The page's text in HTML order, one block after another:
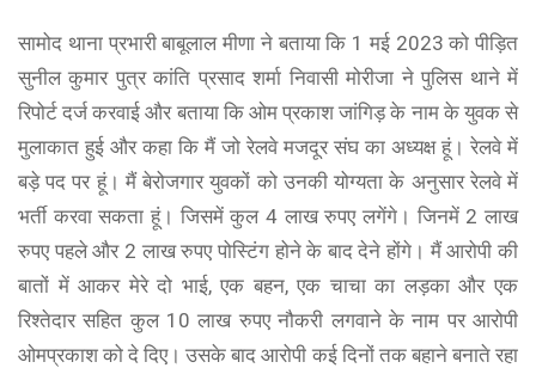
सामोद थाना प्रभारी बाबूलाल मीणा ने बताया कि 1 मई 2023 को पीड़ित
सुनील कुमार पुत्र कांति प्रसाद शर्मा निवासी मोरीजा ने पुलिस थाने में
रिपोर्ट दर्ज करवाई और बताया कि ओम प्रकाश जांगिड़ के नाम के युवक से
मुलाकात हुई और कहा कि मैं जो रेलवे मजदूर संघ का अध्यक्ष हूं। रेलवे में
बड़े पद पर हूं। मैं बेरोजगार युवकों को उनकी योग्यता के अनुसार रेलवे में
भर्ती करवा सकता हूं। जिसमें कुल 4 लाख रुपए लगेंगे। जिनमें 2 लाख
रुपए पहले और 2 लाख रुपए पोस्टिंग होने के बाद देने होंगे। मैं आरोपी की
बातों में आकर मेरे दो भाई, एक बहन, एक चाचा का लड़का और एक
रिश्तेदार सहित कुल 10 लाख रुपए नौकरी लगवाने के नाम पर आरोपी
ओमप्रकाश को दे दिए। उसके बाद आरोपी कई दिनों तक बहाने बनाते रहा